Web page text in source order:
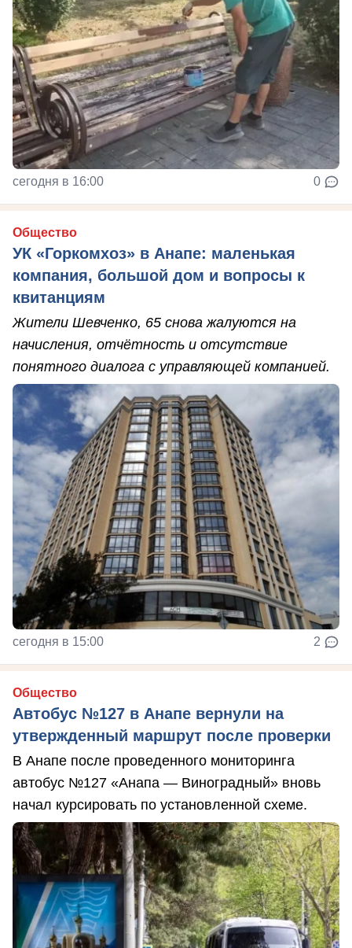
сегодня в 16:00 0
Общество
УК «Горкомхоз» в Анапе: маленькая
компания, большой дом и вопросы к
квитанциям
Жители Шевченко, 65 снова жалуются на
начисления, отчётность и отсутствие
понятного диалога с управляющей компанией.
сегодня в 15:00 2
Общество
Автобус №127 в Анапе вернули на
утвержденный маршрут после проверки
В Анапе после проведенного мониторинга
автобус №127 «Анапа — Виноградный» вновь
начал курсировать по установленной схеме.